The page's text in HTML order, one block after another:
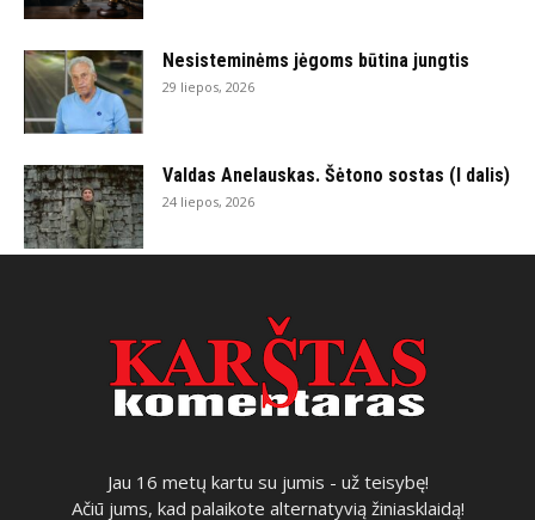
Nesisteminėms jėgoms būtina jungtis
29 liepos, 2026
Valdas Anelauskas. Šėtono sostas (I dalis)
24 liepos, 2026
Jau 16 metų kartu su jumis - už teisybę!
Ačiū jums, kad palaikote alternatyvią žiniasklaidą!